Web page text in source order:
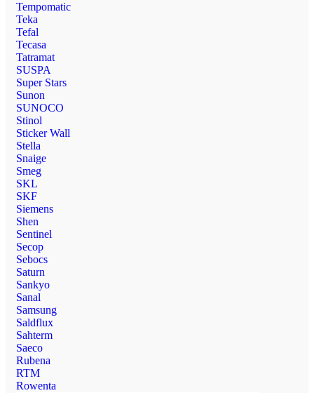
Tempomatic
Teka
Tefal
Tecasa
Tatramat
SUSPA
Super Stars
Sunon
SUNOCO
Stinol
Sticker Wall
Stella
Snaige
Smeg
SKL
SKF
Siemens
Shen
Sentinel
Secop
Sebocs
Saturn
Sankyo
Sanal
Samsung
Saldflux
Sahterm
Saeco
Rubena
RTM
Rowenta